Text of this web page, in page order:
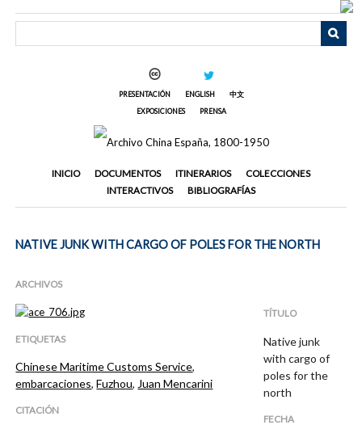
PRESENTACIÓN ENGLISH
中文
EXPOSICIONES
PRENSA
INICIO DOCUMENTOS ITINERARIOS
COLECCIONES
INTERACTIVOS
BIBLIOGRAFÍAS
NATIVE JUNK WITH CARGO OF POLES FOR THE NORTH
ARCHIVOS
ETIQUETAS
Chinese Maritime Customs Service,
embarcaciones,Fuzhou,Juan Mencarini
CITACIÓN
TÍTULO
Native junk
with cargo of
poles for the
north
FECHA